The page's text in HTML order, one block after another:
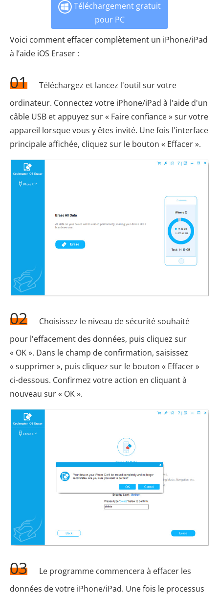
Téléchargement gratuit
pour PC
Voici comment effacer complètement un iPhone/iPad
à l’aide iOS Eraser :
01
Téléchargez et lancez l'outil sur votre
ordinateur. Connectez votre iPhone/iPad à l'aide d'un
câble USB et appuyez sur « Faire confiance » sur votre
appareil lorsque vous y êtes invité. Une fois l'interface
principale affichée, cliquez sur le bouton « Effacer ».
02
Choisissez le niveau de sécurité souhaité
pour l'effacement des données, puis cliquez sur
« OK ». Dans le champ de confirmation, saisissez
« supprimer », puis cliquez sur le bouton « Effacer »
ci-dessous. Confirmez votre action en cliquant à
nouveau sur « OK ».
03
Le programme commencera à effacer les
données de votre iPhone/iPad. Une fois le processus